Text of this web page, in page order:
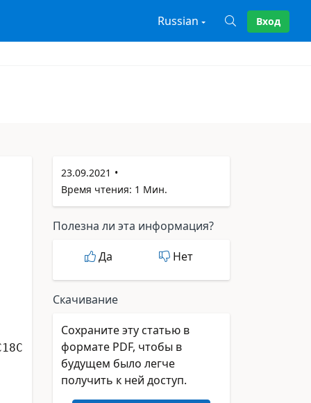
Russian Вход
23.09.2021
Время чтения: 1 Мин.
Полезна ли эта информация?
Да
Нет
Скачивание
Сохраните эту статью в
формате PDF, чтобы в
будущем было легче
получить к ней доступ.